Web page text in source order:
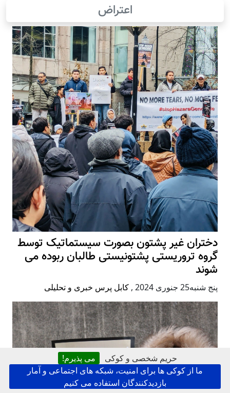
حریم شخصی و کوکی
می پذیرم!
ما از کوکی ها برای امنیت، شبکه های اجتماعی و آمار
بازدیدکنندگان استفاده می کنیم
اعتراض
دختران غیر پشتون بصورت سیستماتیک توسط
گروه تروریستی پشتونیستی طالبان ربوده می
شوند
پنج شنبه25 جنوری 2024 , کابل پرس خبری و تحلیلی